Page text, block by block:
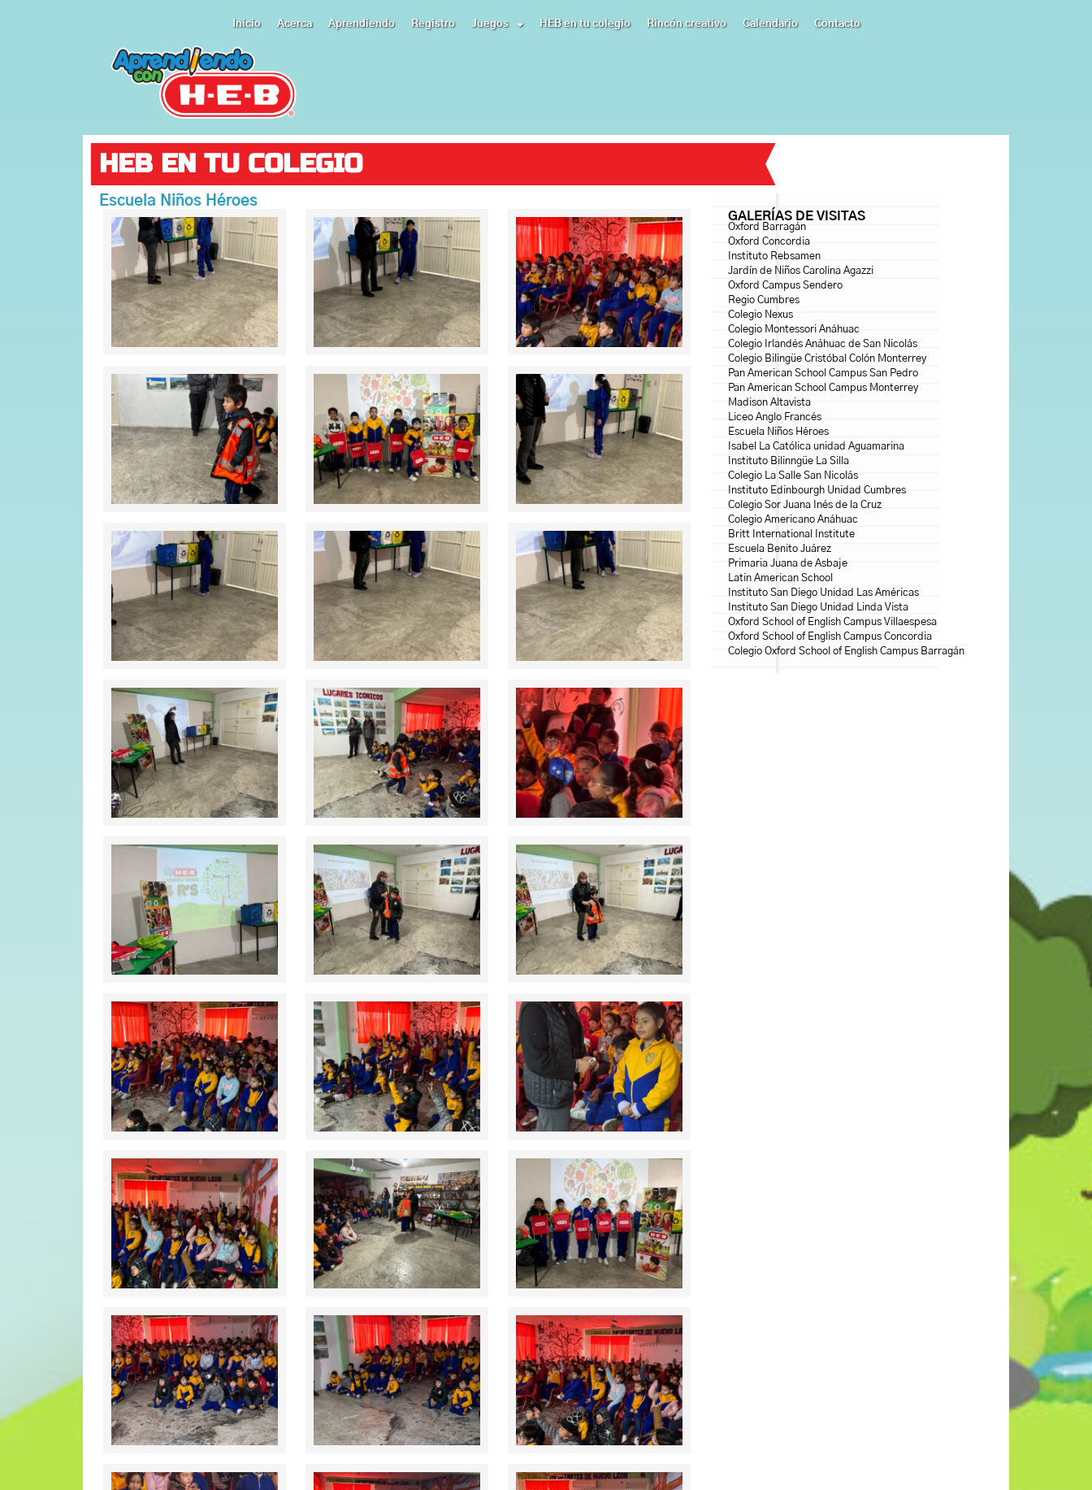
Inicio Acerca Aprendiendo Registro Juegos HEB en tu colegio Rincón creativo Calendario Contacto
HEB EN TU COLEGIO
Escuela Niños Héroes
GALERÍAS DE VISITAS
Oxford Barragán
Oxford Concordia
Instituto Rebsamen
Jardín de Niños Carolina Agazzi
Oxford Campus Sendero
Regio Cumbres
Colegio Nexus
Colegio Montessori Anáhuac
Colegio Irlandés Anáhuac de San Nicolás
Colegio Bilingüe Cristóbal Colón Monterrey
Pan American School Campus San Pedro
Pan American School Campus Monterrey
Madison Altavista
Liceo Anglo Francés
Escuela Niños Héroes
Isabel La Católica unidad Aguamarina
Instituto Bilinngüe La Silla
Colegio La Salle San Nicolás
Instituto Edinbourgh Unidad Cumbres
Colegio Sor Juana Inés de la Cruz
Colegio Americano Anáhuac
Britt International Institute
Escuela Benito Juárez
Primaria Juana de Asbaje
Latin American School
Instituto San Diego Unidad Las Américas
Instituto San Diego Unidad Linda Vista
Oxford School of English Campus Villaespesa
Oxford School of English Campus Concordia
Colegio Oxford School of English Campus Barragán